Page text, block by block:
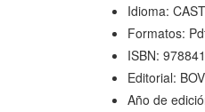
Idioma:
Formatos:
ISBN:
Editorial:
Año de